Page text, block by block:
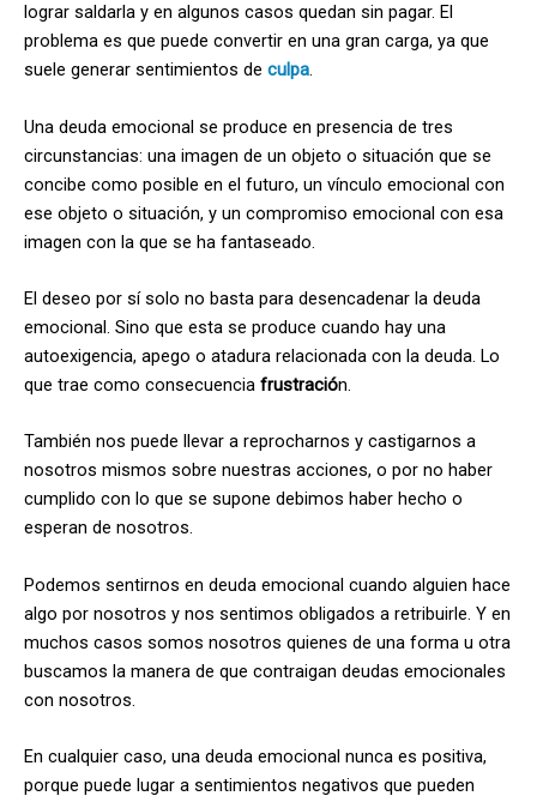
lograr saldarla y en algunos casos quedan sin pagar. El
problema es que puede convertir en una gran carga, ya que
suele generar sentimientos de culpa.
Una deuda emocional se produce en presencia de tres
circunstancias: una imagen de un objeto o situación que se
concibe como posible en el futuro, un vínculo emocional con
ese objeto o situación, y un compromiso emocional con esa
imagen con la que se ha fantaseado.
El deseo por sí solo no basta para desencadenar la deuda
emocional. Sino que esta se produce cuando hay una
autoexigencia, apego o atadura relacionada con la deuda. Lo
que trae como consecuencia frustración.
También nos puede llevar a reprocharnos y castigarnos a
nosotros mismos sobre nuestras acciones, o por no haber
cumplido con lo que se supone debimos haber hecho o
esperan de nosotros.
Podemos sentirnos en deuda emocional cuando alguien hace
algo por nosotros y nos sentimos obligados a retribuirle. Y en
muchos casos somos nosotros quienes de una forma u otra
buscamos la manera de que contraigan deudas emocionales
con nosotros.
En cualquier caso, una deuda emocional nunca es positiva,
porque puede lugar a sentimientos negativos que pueden